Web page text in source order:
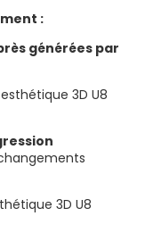
:
générées par